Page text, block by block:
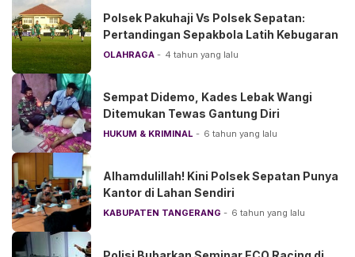
Polsek Pakuhaji Vs Polsek Sepatan:
Pertandingan Sepakbola Latih Kebugaran
OLAHRAGA 4 tahun yang lalu
Sempat Didemo, Kades Lebak Wangi
Ditemukan Tewas Gantung Diri
HUKUM & KRIMINAL 6 tahun yang lalu
Alhamdulillah! Kini Polsek Sepatan Punya
Kantor di Lahan Sendiri
KABUPATEN TANGERANG 6 tahun yang lalu